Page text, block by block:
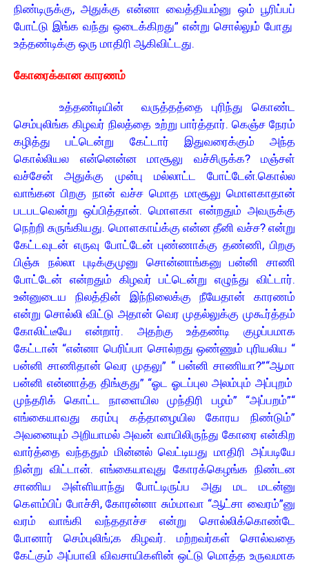
நிண்டிருக்கு, அதுக்கு என்னா வைத்தியம்னு ஒம் பூரிப்பப்
போட்டு இங்க வந்து ஒடைக்கிறது” என்று சொல்லும் போது
உத்தண்டிக்கு ஒரு மாதிரி ஆகிவிட்டது.
கோரைக்கான காரணம்
உத்தண்டியின் வருத்தத்தை புரிந்து கொண்ட
செம்புலிங்க கிழவர் நிலத்தை உற்று பார்த்தார். கெஞ்ச நேரம்
கழித்து பட்டென்று கேட்டார் இதுவரைக்கும் அந்த
கொல்லியல என்னென்ன மாசூலு வச்சிருக்க? மஞ்சள்
வச்சேன் அதுக்கு முன்பு மல்லாட்ட போட்டேன்.கொல்ல
வாங்கன பிறகு நான் வச்ச மொத மாசூலு மொளகாதான்
படபடவென்று ஒப்பித்தான். மொளகா என்றதும் அவருக்கு
நெற்றி சுருங்கியது. மொளகாய்க்கு என்ன தீனி வச்ச? என்று
கேட்டவுடன் எருவு போட்டேன் புண்ணாக்கு தண்ணி, பிறகு
பிஞ்சு நல்லா புடிக்குமுனு சொன்னாங்கனு பன்னி சாணி
போட்டேன் என்றதும் கிழவர் பட்டென்று எழுந்து விட்டார்.
உன்னுடைய நிலத்தின் இந்நிலைக்கு நீயேதான் காரணம்
என்று சொல்லி விட்டு அதான் வெர முதல்லுக்கு முகூர்த்தம்
கோலிட்டீயே என்றார். அதற்கு உத்தண்டி குழப்பமாக
கேட்டான் “என்னா பெரிப்பா சொல்றது ஒண்ணும் புரியலிய “
பன்னி சாணிதான் வெர முதலு” “ பன்னி சாணியா?” “ஆமா
பன்னி என்னாத்த திங்குது” “ஓட ஓடப்புல அலம்பும் அப்புறம்
முந்தரிக் கொட்ட நாளையில முந்திரி பழம்” “அப்பறம்” “
எங்கையாவது கரம்பு கத்தாழையில கோரய நிண்டும்”
அவனையும் அறியாமல் அவன் வாயிலிருந்து கோரை என்கிற
வார்த்தை வந்ததும் மின்னல் வெட்டியது மாதிரி அப்படியே
நின்று விட்டான். எங்கையாவுது கோரக்கெழங்க நிண்டன
சாணிய அள்ளியாந்து போட்டிருப்ப அது மட மடன்னு
கௌம்பிப் போச்சி, கோரன்னா சும்மாவா “ஆட்சா வைரம்”னு
வரம் வாங்கி வந்ததாச்ச என்று சொல்லிக்கொண்டே
போனார் செம்புலிங்;க கிழவர். மற்றவர்கள் சொல்வதை
கேட்கும் அப்பாவி விவசாயிகளின் ஒட்டு மொத்த உருவமாக